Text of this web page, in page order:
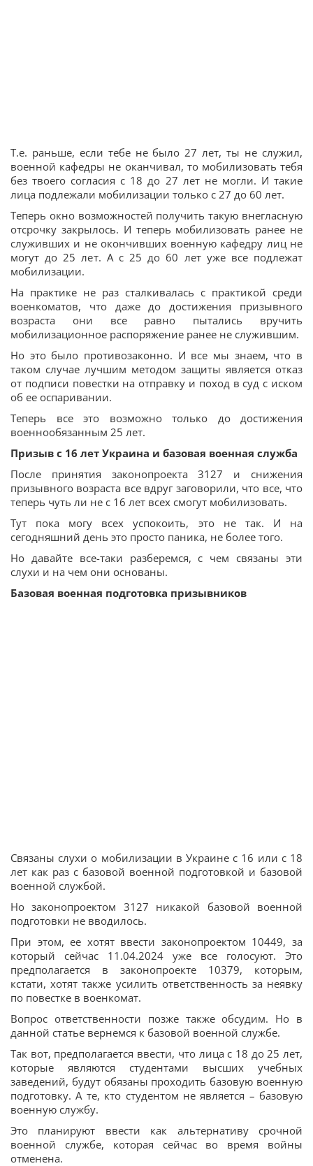
Т.е. раньше, если тебе не было 27 лет, ты не служил,
военной кафедры не оканчивал, то мобилизовать тебя
без твоего согласия с 18 до 27 лет не могли. И такие
лица подлежали мобилизации только с 27 до 60 лет.
Теперь окно возможностей получить такую внегласную
отсрочку закрылось. И теперь мобилизовать ранее не
служивших и не окончивших военную кафедру лиц не
могут до 25 лет. А с 25 до 60 лет уже все подлежат
мобилизации.
На практике не раз сталкивалась с практикой среди
военкоматов, что даже до достижения призывного
возраста они все равно пытались вручить
мобилизационное распоряжение ранее не служившим.
Но это было противозаконно. И все мы знаем, что в
таком случае лучшим методом защиты является отказ
от подписи повестки на отправку и поход в суд с иском
об ее оспаривании.
Теперь все это возможно только до достижения
военнообязанным 25 лет.
Призыв с 16 лет Украина и базовая военная служба
После принятия законопроекта 3127 и снижения
призывного возраста все вдруг заговорили, что все, что
теперь чуть ли не с 16 лет всех смогут мобилизовать.
Тут пока могу всех успокоить, это не так. И на
сегодняшний день это просто паника, не более того.
Но давайте все-таки разберемся, с чем связаны эти
слухи и на чем они основаны.
Базовая военная подготовка призывников
Связаны слухи о мобилизации в Украине с 16 или с 18
лет как раз с базовой военной подготовкой и базовой
военной службой.
Но законопроектом 3127 никакой базовой военной
подготовки не вводилось.
При этом, ее хотят ввести законопроектом 10449, за
который сейчас 11.04.2024 уже все голосуют. Это
предполагается в законопроекте 10379, которым,
кстати, хотят также усилить ответственность за неявку
по повестке в военкомат.
Вопрос ответственности позже также обсудим. Но в
данной статье вернемся к базовой военной службе.
Так вот, предполагается ввести, что лица с 18 до 25 лет,
которые являются студентами высших учебных
заведений, будут обязаны проходить базовую военную
подготовку. А те, кто студентом не является – базовую
военную службу.
Это планируют ввести как альтернативу срочной
военной службе, которая сейчас во время войны
отменена.